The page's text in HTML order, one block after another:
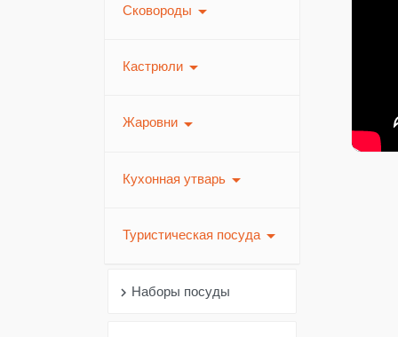
Сковороды arrow_drop_down
Кастрюли arrow_drop_down
Жаровни arrow_drop_down
Кухонная утварь arrow_drop_down
Туристическая посудаarrow_drop_down
chevron_right Наборы посуды